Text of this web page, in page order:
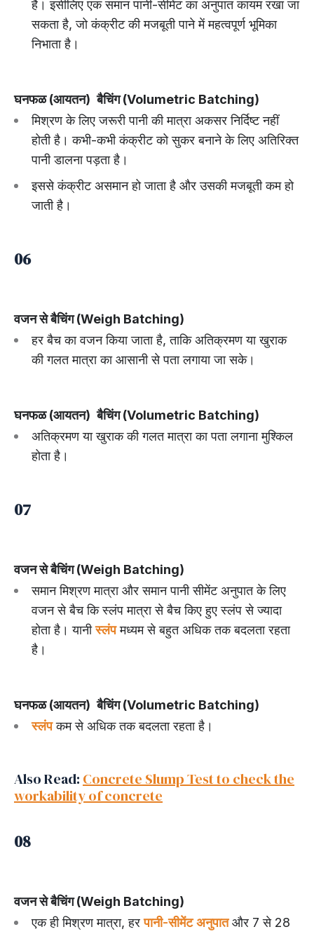
है। इसीलिए एक समान पानी-सीमेंट का अनुपात कायम रखा जा
सकता है, जो कंक्रीट की मजबूती पाने में महत्वपूर्ण भूमिका
निभाता है।
घनफळ (आयतन) बैचिंग (Volumetric Batching)
मिश्रण के लिए जरूरी पानी की मात्रा अकसर निर्दिष्ट नहीं
होती है। कभी-कभी कंक्रीट को सुकर बनाने के लिए अतिरिक्त
पानी डालना पड़ता है।
इससे कंक्रीट असमान हो जाता है और उसकी मजबूती कम हो
जाती है।
06
वजन से बैचिंग (Weigh Batching)
हर बैच का वजन किया जाता है, ताकि अतिक्रमण या खुराक
की गलत मात्रा का आसानी से पता लगाया जा सके।
घनफळ (आयतन) बैचिंग (Volumetric Batching)
अतिक्रमण या खुराक की गलत मात्रा का पता लगाना मुश्किल
होता है।
07
वजन से बैचिंग (Weigh Batching)
समान मिश्रण मात्रा और समान पानी सीमेंट अनुपात के लिए
वजन से बैच कि स्लंप मात्रा से बैच किए हुए स्लंप से ज्यादा
होता है। यानीस्लंपमध्यम से बहुत अधिक तक बदलता रहता
है।
घनफळ (आयतन) बैचिंग (Volumetric Batching)
स्लंपकम से अधिक तक बदलता रहता है।
Also Read: Concrete Slump Test to check the
workability of concrete
08
वजन से बैचिंग (Weigh Batching)
एक ही मिश्रण मात्रा, हरपानी-सीमेंट अनुपातऔर 7 से 28